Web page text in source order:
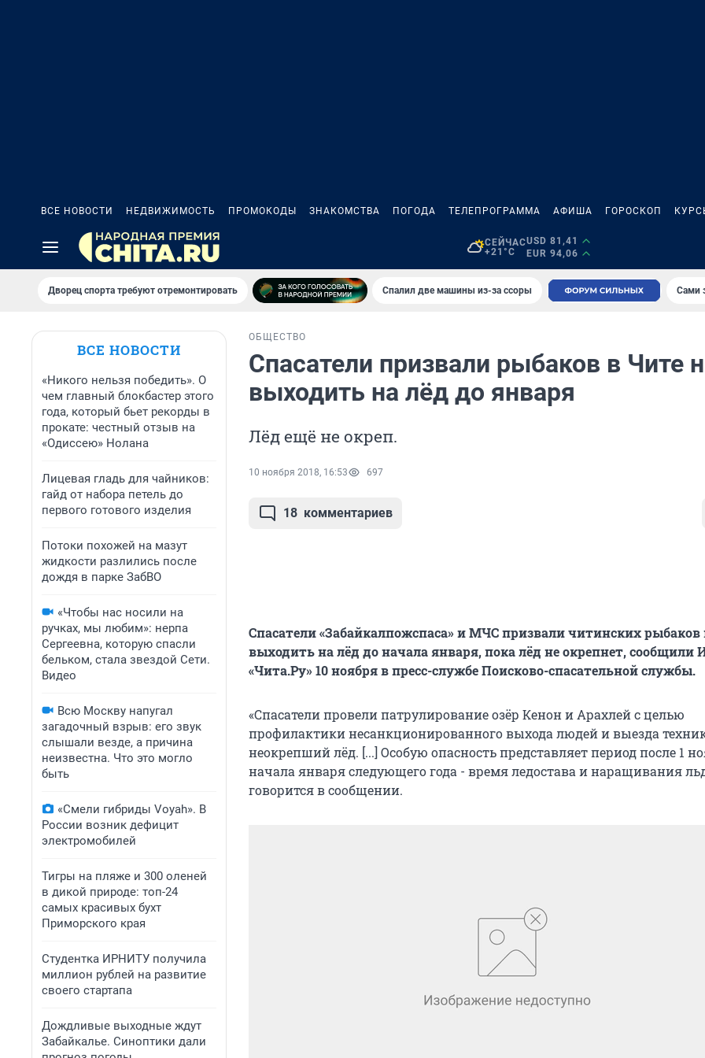
ВСЕ НОВОСТИ НЕДВИЖИМОСТЬ ПРОМОКОДЫ ЗНАКОМСТВА ПОГОДА ТЕЛЕПРОГРАММА АФИША ГОРОСКОП
СЕЙЧАС
+21°C
USD 81,41
EUR 94,06
Дворец спорта требуют отремонтировать Спалил две машины из-за ссоры Сами
ВСЕ НОВОСТИ
«Никого нельзя победить». О
чем главный блокбастер этого
года, который бьет рекорды в
прокате: честный отзыв на
«Одиссею» Нолана
Лицевая гладь для чайников:
гайд от набора петель до
первого готового изделия
Потоки похожей на мазут
жидкости разлились после
дождя в парке ЗабВО
«Чтобы нас носили на
ручках, мы любим»: нерпа
Сергеевна, которую спасли
бельком, стала звездой Сети.
Видео
Всю Москву напугал
загадочный взрыв: его звук
слышали везде, а причина
неизвестна. Что это могло
быть
«Смели гибриды Voyah». В
России возник дефицит
электромобилей
Тигры на пляже и 300 оленей
в дикой природе: топ-24
самых красивых бухт
Приморского края
Студентка ИРНИТУ получила
миллион рублей на развитие
своего стартапа
Дождливые выходные ждут
Забайкалье. Синоптики дали
ОБЩЕСТВО
Спасатели призвали рыбаков в Чите
выходить на лёд до января
Лёд ещё не окреп.
10 ноября 2018, 16:53 697
18 комментариев
Спасатели «Забайкалпожспаса» и МЧС призвали читинских рыбаков
выходить на лёд до начала января, пока лёд не окрепнет, сообщили
«Чита.Ру» 10 ноября в пресс-службе Поисково-спасательной службы.
«Спасатели провели патрулирование озёр Кенон и Арахлей с целью
профилактики несанкционированного выхода людей и выезда
неокрепший лёд. [...] Особую опасность представляет период после 1
начала января следующего года - время ледостава и наращивания
говорится в сообщении.